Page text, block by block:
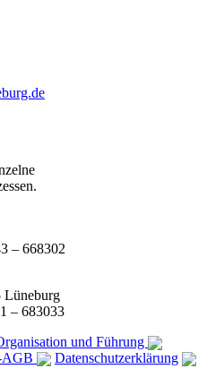
– 668302
Lüneburg
– 683033
und Führung
AGB
Datenschutzerklärung